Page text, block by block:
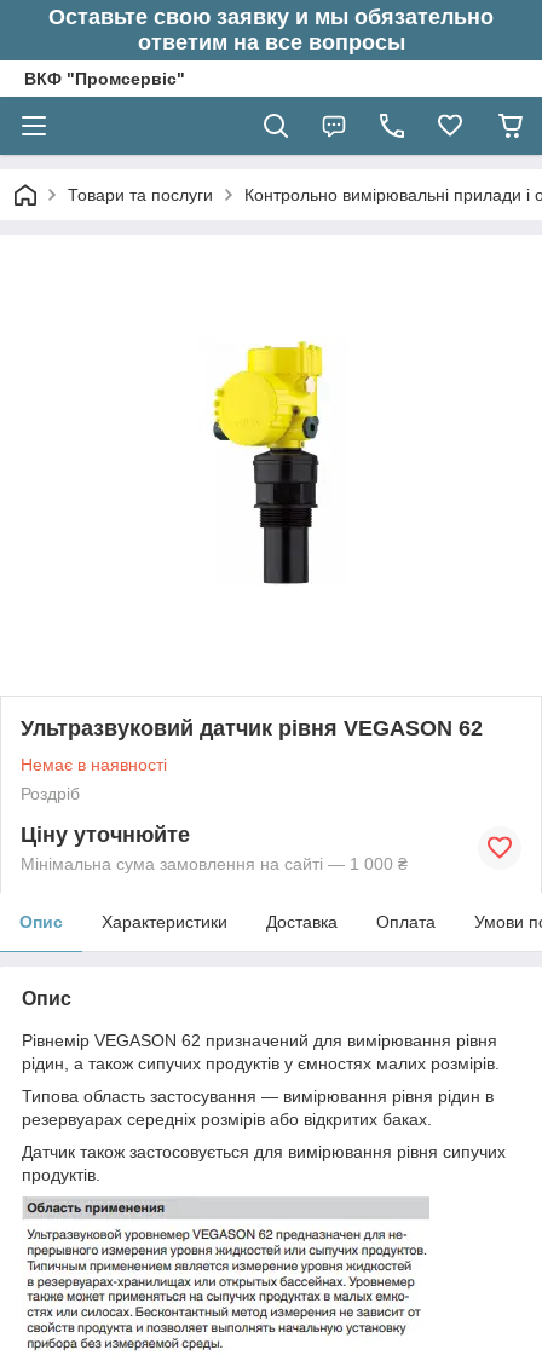
Оставьте свою заявку и мы обязательно
ответим на все вопросы
ВКФ "Промсервіс"
Товари та послуги Контрольно вимірювальні прилади і
Ультразвуковий датчик рівня VEGASON 62
Немає в наявності
Роздріб
Ціну уточнюйте
Мінімальна сума замовлення на сайті — 1 000 ₴
Опис Характеристики Доставка Оплата Умови
Опис
Рівнемір VEGASON 62 призначений для вимірювання рівня
рідин, а також сипучих продуктів у ємностях малих розмірів.
Типова область застосування — вимірювання рівня рідин в
резервуарах середніх розмірів або відкритих баках.
Датчик також застосовується для вимірювання рівня сипучих
продуктів.